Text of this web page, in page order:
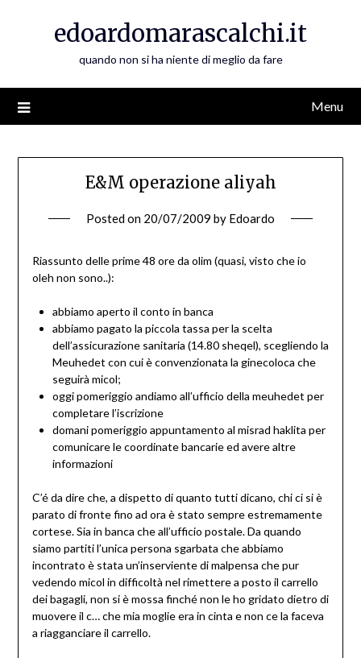
edoardomarascalchi.it
quando non si ha niente di meglio da fare
Menu
E&M operazione aliyah
Posted on 20/07/2009 by Edoardo
Riassunto delle prime 48 ore da olim (quasi, visto che io
oleh non sono..):
abbiamo aperto il conto in banca
abbiamo pagato la piccola tassa per la scelta
dell’assicurazione sanitaria (14.80 sheqel), scegliendo la
Meuhedet con cui è convenzionata la ginecoloca che
seguirà micol;
oggi pomeriggio andiamo all’ufficio della meuhedet per
completare l’iscrizione
domani pomeriggio appuntamento al misrad haklita per
comunicare le coordinate bancarie ed avere altre
informazioni
C’é da dire che, a dispetto di quanto tutti dicano, chi ci si è
parato di fronte fino ad ora è stato sempre estremamente
cortese. Sia in banca che all’ufficio postale. Da quando
siamo partiti l’unica persona sgarbata che abbiamo
incontrato è stata un’inserviente di malpensa che pur
vedendo micol in difficoltà nel rimettere a posto il carrello
dei bagagli, non si è mossa finché non le ho gridato dietro di
muovere il c… che mia moglie era in cinta e non ce la faceva
a riagganciare il carrello.